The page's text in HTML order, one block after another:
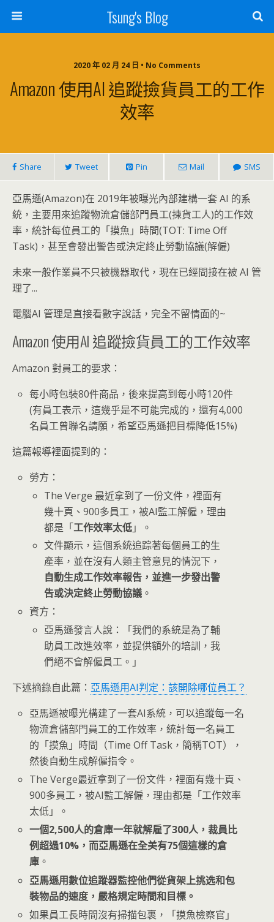
Tsung's Blog
2020 年 02 月 24 日 • No Comments
Amazon 使用AI 追蹤撿貨員工的工作
效率
Share Tweet Pin Mail SMS
亞馬遜(Amazon)在 2019年被曝光內部建構一套 AI 的系
統，主要用來追蹤物流倉儲部門員工(揀貨工人)的工作效
率，統計每位員工的「摸魚」時間(TOT: Time Off
Task)，甚至會發出警告或決定終止勞動協議(解僱)
未來一般作業員不只被機器取代，現在已經間接在被 AI 管
理了...
電腦AI 管理是直接看數字說話，完全不留情面的~
Amazon 使用AI 追蹤撿貨員工的工作效率
Amazon 對員工的要求：
每小時包裝80件商品，後來提高到每小時120件
(有員工表示，這幾乎是不可能完成的，還有4,000
名員工曾聯名請願，希望亞馬遜把目標降低15%)
這篇報導裡面提到的：
勞方：
The Verge 最近拿到了一份文件，裡面有
幾十頁、900多員工，被AI監工解僱，理由
都是「工作效率太低」。
文件顯示，這個系統追踪著每個員工的生
產率，並在沒有人類主管意見的情況下，
自動生成工作效率報告，並進一步發出警
告或決定終止勞動協議 。
資方：
亞馬遜發言人說：「我們的系統是為了輔
助員工改進效率，並提供額外的培訓，我
們絕不會解僱員工。」
下述摘錄自此篇： 亞馬遜用AI判定：該開除哪位員工？
亞馬遜被曝光構建了一套AI系統，可以追蹤每一名
物流倉儲部門員工的工作效率，統計每一名員工
的「摸魚」時間（Time Off Task，簡稱TOT），
然後自動生成解僱指令。
The Verge最近拿到了一份文件，裡面有幾十頁、
900多員工，被AI監工解僱，理由都是「工作效率
太低」。
一個2,500人的倉庫一年就解雇了300人，裁員比
例超過10%，而亞馬遜在全美有75個這樣的倉
庫 。
亞馬遜用數位追蹤器監控他們從貨架上挑选和包
裝物品的速度，嚴格規定時間和目標。
如果員工長時間沒有掃描包裹，「摸魚檢察官」